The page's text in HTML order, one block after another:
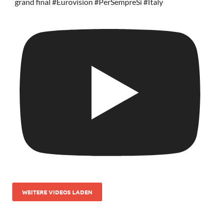
WEITERE VIDEOS LADEN